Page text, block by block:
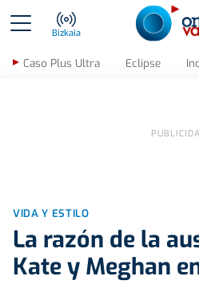
Bizkaia
Caso Plus Ultra Eclipse
VIDA Y ESTILO
La razón de la
Kate y Meghan